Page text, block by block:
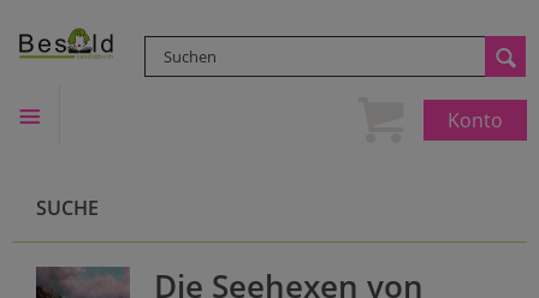
Konto
SUCHE
Die Seehexen von